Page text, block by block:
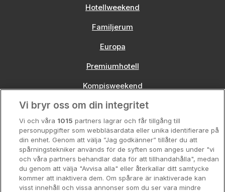
Hotellweekend
Familjerum
Europa
Premiumhotell
Kompisweekend
Storstadsweekend
Hotellrum under 995 kr
Spahotell
Sydsverige
Om Hotellpremien
Vi bryr oss om din integritet
Vi och våra 1015 partners lagrar och får tillgång till
personuppgifter som webbläsardata eller unika identifierare på
din enhet. Genom att välja ”Jag godkänner” tillåter du att
spårningstekniker används för de syften som anges under "vi
och våra partners behandlar data för att tillhandahålla", medan
du genom att välja "Avvisa alla" eller återkallar ditt samtycke
kommer att inaktivera dem. Om spårare är inaktiverade kan
visst innehåll och vissa annonser som du ser vara mindre